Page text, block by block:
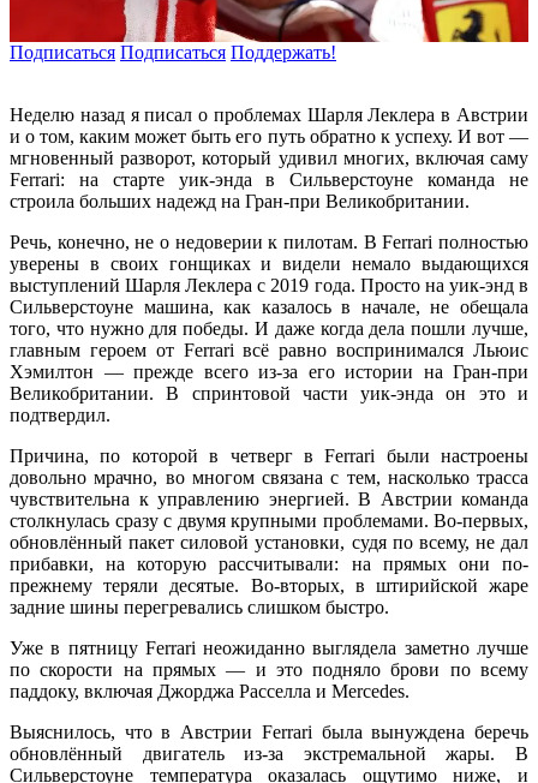
Подписаться Подписаться Поддержать!
Неделю назад я писал о проблемах Шарля Леклера в Австрии
и о том, каким может быть его путь обратно к успеху. И вот —
мгновенный разворот, который удивил многих, включая саму
Ferrari: на старте уик-энда в Сильверстоуне команда не
строила больших надежд на Гран-при Великобритании.
Речь, конечно, не о недоверии к пилотам. В Ferrari полностью
уверены в своих гонщиках и видели немало выдающихся
выступлений Шарля Леклера с 2019 года. Просто на уик-энд в
Сильверстоуне машина, как казалось в начале, не обещала
того, что нужно для победы. И даже когда дела пошли лучше,
главным героем от Ferrari всё равно воспринимался Льюис
Хэмилтон — прежде всего из-за его истории на Гран-при
Великобритании. В спринтовой части уик-энда он это и
подтвердил.
Причина, по которой в четверг в Ferrari были настроены
довольно мрачно, во многом связана с тем, насколько трасса
чувствительна к управлению энергией. В Австрии команда
столкнулась сразу с двумя крупными проблемами. Во-первых,
обновлённый пакет силовой установки, судя по всему, не дал
прибавки, на которую рассчитывали: на прямых они по-
прежнему теряли десятые. Во-вторых, в штирийской жаре
задние шины перегревались слишком быстро.
Уже в пятницу Ferrari неожиданно выглядела заметно лучше
по скорости на прямых — и это подняло брови по всему
паддоку, включая Джорджа Расселла и Mercedes.
Выяснилось, что в Австрии Ferrari была вынуждена беречь
обновлённый двигатель из-за экстремальной жары. В
Сильверстоуне температура оказалась ощутимо ниже, и